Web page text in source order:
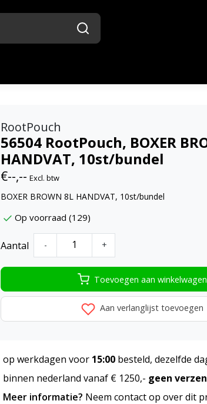
RootPouch
56504 RootPouch, BOXER
HANDVAT, 10st/bundel
€--,-- Excl. btw
BOXER BROWN 8L HANDVAT, 10st/bundel
Op voorraad (129)
Aantal - +
Toevoegen aan winkelwagen
Aan verlanglijst toevoegen
op werkdagen voor 15:00 besteld, dezelfde
binnen nederland vanaf € 1250,- geen
Meer informatie? Neem contact op over dit